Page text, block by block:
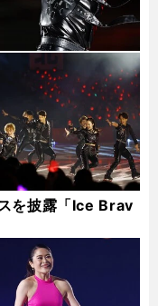
を披露「Ice Brav